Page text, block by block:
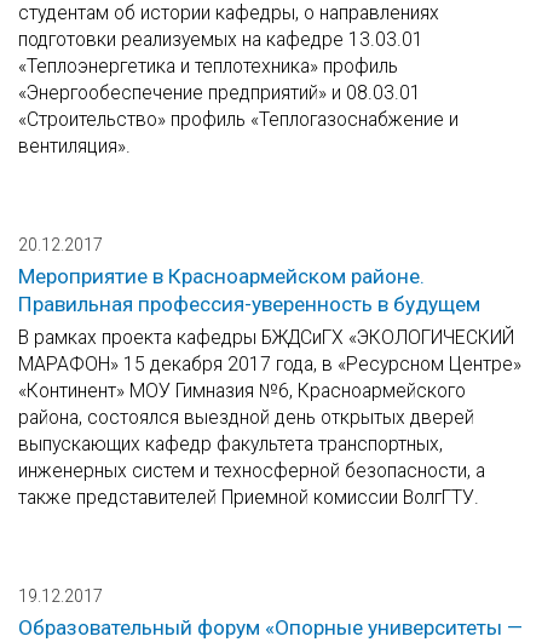
студентам об истории кафедры, о направлениях
подготовки реализуемых на кафедре 13.03.01
«Теплоэнергетика и теплотехника» профиль
«Энергообеспечение предприятий» и 08.03.01
«Строительство» профиль «Теплогазоснабжение и
вентиляция».
20.12.2017
Мероприятие в Красноармейском районе.
Правильная профессия-уверенность в будущем
В рамках проекта кафедры БЖДСиГХ «ЭКОЛОГИЧЕСКИЙ
МАРАФОН» 15 декабря 2017 года, в «Ресурсном Центре»
«Континент» МОУ Гимназия №6, Красноармейского
района, состоялся выездной день открытых дверей
выпускающих кафедр факультета транспортных,
инженерных систем и техносферной безопасности, а
также представителей Приемной комиссии ВолгГТУ.
19.12.2017
Образовательный форум «Опорные университеты —